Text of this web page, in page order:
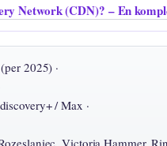
Network (CDN)? – En
2025) ·
discovery+ / Max ·